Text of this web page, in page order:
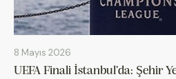
8 Mayıs 2026
UEFA Finali İstanbul’da: Şehir